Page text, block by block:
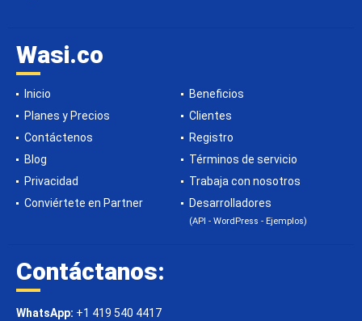
Wasi.co
Inicio
Beneficios
Planes y Precios
Clientes
Contáctenos
Registro
Blog
Términos de servicio
Privacidad
Trabaja con nosotros
Conviértete en Partner
Desarrolladores
(API - WordPress - Ejemplos)
Contáctanos:
WhatsApp: +1 419 540 4417